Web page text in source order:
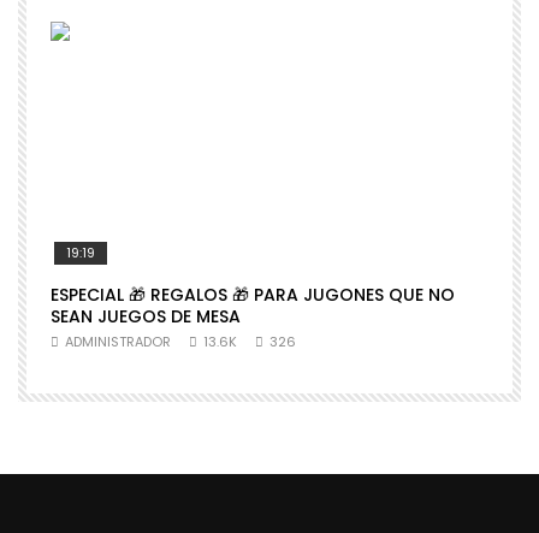
19:19
ESPECIAL 🎁 REGALOS 🎁 PARA JUGONES QUE NO
SEAN JUEGOS DE MESA
ADMINISTRADOR 13.6K 326